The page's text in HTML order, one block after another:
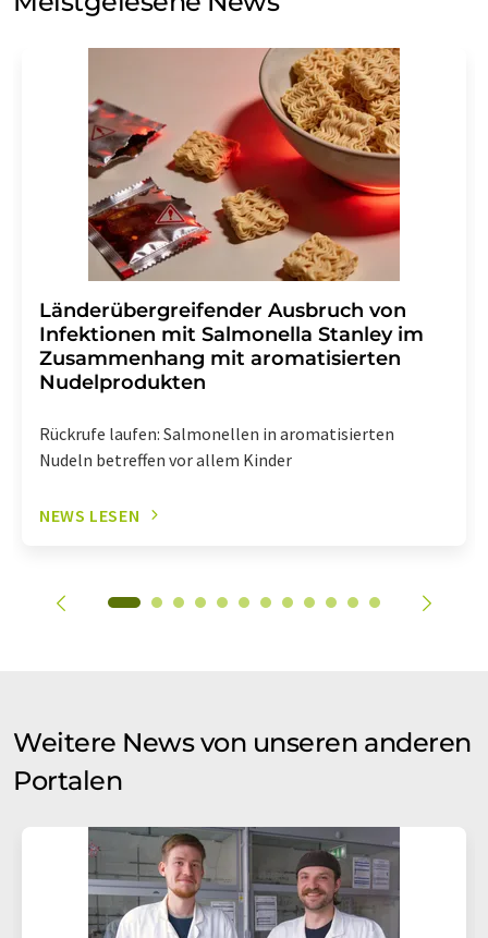
Einwilligung können Sie jederzeit ohne Angabe von
Str. 2, 12489 Berlin oder per E-Mail unter
mit Wirkung für die Zukunft
widerrufen. Zudem ist in jeder E-Mail ein Link zur
Abbestellung des entsprechenden Newsletters
enthalten.
Länderübergreifender Ausbruch von
Infektionen mit Salmonella Stanley im
Zusammenhang mit aromatisierten
Nudelprodukten
Rückrufe laufen: Salmonellen in aromatisierten
Nudeln betreffen vor allem Kinder
NEWS LESEN
Weitere News von unseren anderen
Portalen